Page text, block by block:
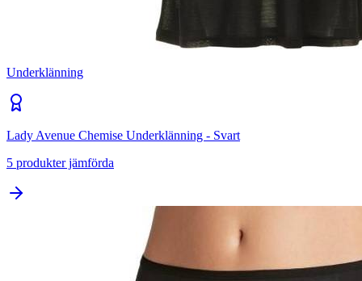
Underklänning
Lady Avenue Chemise Underklänning - Svart
5 produkter jämförda